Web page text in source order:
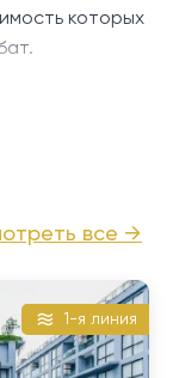
которых
усиленная
в
комплексом
удобную
аквапарки,
все →
1-я линия